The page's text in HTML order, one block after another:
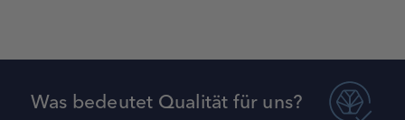
Was bedeutet Qualität für uns?